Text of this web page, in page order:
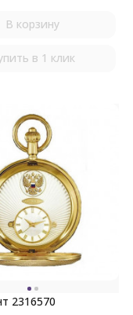
В корзину
в 1 клик
2316570